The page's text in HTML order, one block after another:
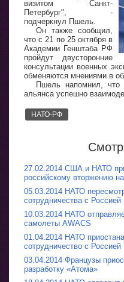
визитом Санкт-
Петербург", -
подчеркнул Пшель.
Он также сообщил,
что с 21 по 25 октября в
Академии Генштаба РФ
пройдут двусторонние
консультации военных
обменяются мнениями в
Пшель напомнил, что
альянса успешно
НАТО-РФ
27.02.2014 США и НАТО
российскому вторжению
05.03.2014 НАТО
сотрудничества с Россией
10.03.2014 НАТО
самолеты AWACS
01.04.2014 НАТО
сотрудничество с Россией
03.04.2014 Французы
разработку «Атома»